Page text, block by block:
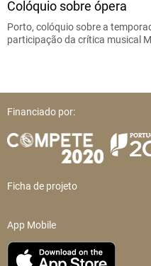
Colóquio sobre ópera
Porto, colóquio sobre a
participação da crítica musical
Financiado por:
Ficha de projeto
App Mobile